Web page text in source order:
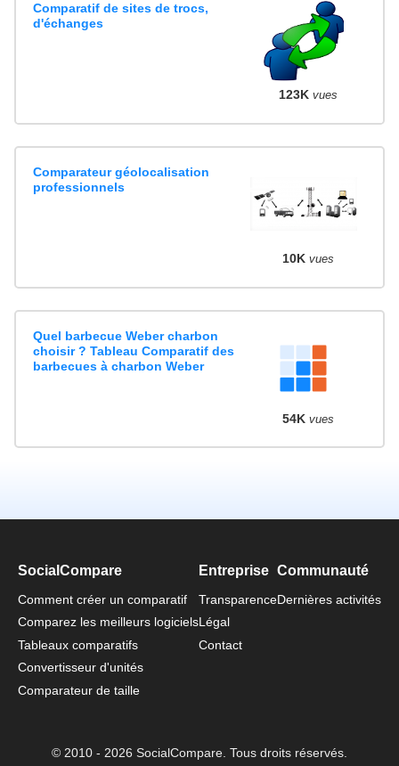
Comparatif de sites de trocs,
d'échanges
123K vues
Comparateur géolocalisation
professionnels
10K vues
Quel barbecue Weber charbon
choisir ? Tableau Comparatif des
barbecues à charbon Weber
54K vues
SocialCompare
Comment créer un comparatif
Comparez les meilleurs logiciels
Tableaux comparatifs
Convertisseur d'unités
Comparateur de taille
Entreprise
Transparence
Légal
Contact
Communauté
Dernières activités
© 2010 - 2026 SocialCompare. Tous droits réservés.